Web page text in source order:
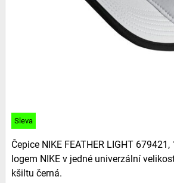
Sleva
Čepice NIKE FEATHER LIGHT
logem NIKE v jedné univerzální
kšiltu černá.